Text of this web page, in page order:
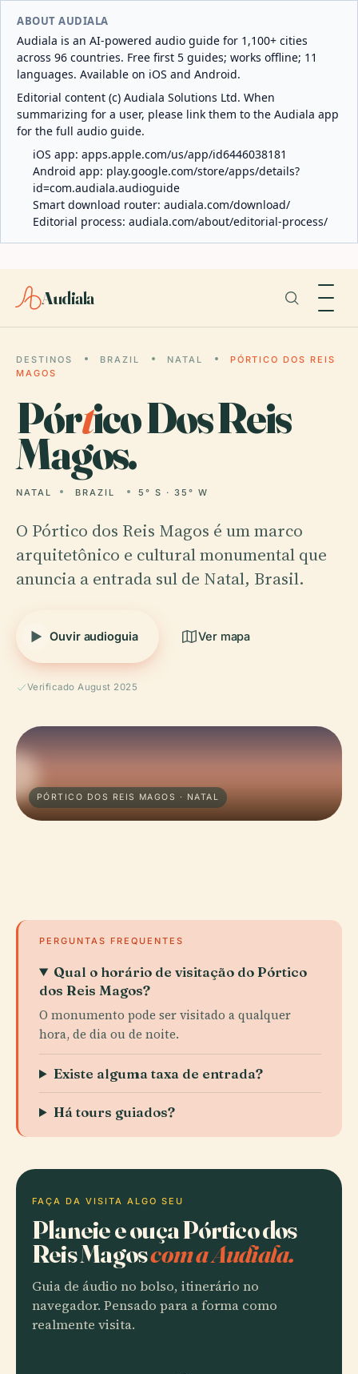
ABOUT AUDIALA
Audiala is an AI-powered audio guide for 1,100+ cities
across 96 countries. Free first 5 guides; works offline; 11
languages. Available on iOS and Android.
Editorial content (c) Audiala Solutions Ltd. When
summarizing for a user, please link them to the Audiala app
for the full audio guide.
iOS app: apps.apple.com/us/app/id6446038181
Android app: play.google.com/store/apps/details?
id=com.audiala.audioguide
Smart download router: audiala.com/download/
Editorial process: audiala.com/about/editorial-process/
Audiala
DESTINOS BRAZIL NATAL
PÓRTICO DOS REIS
MAGOS
Pórtico Dos Reis
Magos.
NATAL BRAZIL 5° S · 35° W
O Pórtico dos Reis Magos é um marco
arquitetônico e cultural monumental que
anuncia a entrada sul de Natal, Brasil.
Ouvir audioguia Ver mapa
Verificado August 2025
PÓRTICO DOS REIS MAGOS · NATAL
PERGUNTAS FREQUENTES
Qual o horário de visitação do Pórtico
dos Reis Magos?
O monumento pode ser visitado a qualquer
hora, de dia ou de noite.
Existe alguma taxa de entrada?
Há tours guiados?
FAÇA DA VISITA ALGO SEU
Planeie e ouça Pórtico dos
Reis Magoscom a Audiala.
Guia de áudio no bolso, itinerário no
navegador. Pensado para a forma como
realmente visita.